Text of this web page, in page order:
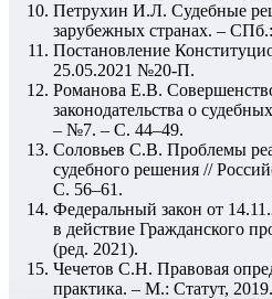
Петрухин И.Л. Судебные
зарубежных странах. –
Постановление
25.05.2021 №20-П.
Романова Е.В.
законодательства о
– №7. – С. 44–49.
Соловьев С.В. Проблемы
судебного решения //
С. 56–61.
Федеральный закон от
в действие Гражданского
(ред. 2021).
Чечетов С.Н. Правовая
практика. – М.: Статут, 2019.